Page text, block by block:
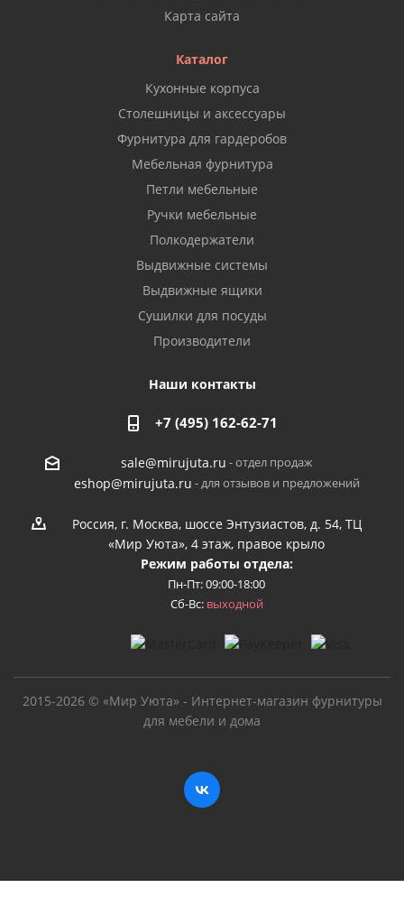
Карта сайта
Каталог
Кухонные корпуса
Столешницы и аксессуары
Фурнитура для гардеробов
Мебельная фурнитура
Петли мебельные
Ручки мебельные
Полкодержатели
Выдвижные системы
Выдвижные ящики
Сушилки для посуды
Производители
Наши контакты
+7 (495) 162-62-71
sale@mirujuta.ru - отдел продаж
eshop@mirujuta.ru - для отзывов и предложений
Россия, г. Москва, шоссе Энтузиастов, д. 54, ТЦ
«Мир Уюта», 4 этаж, правое крыло
Режим работы отдела:
Пн-Пт: 09:00-18:00
Сб-Вс: выходной
2015-2026 © «Мир Уюта» - Интернет-магазин фурнитуры
для мебели и дома